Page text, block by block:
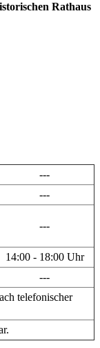
Rathaus
---
---
---
14:00 - 18:00 Uhr
---
telefonischer